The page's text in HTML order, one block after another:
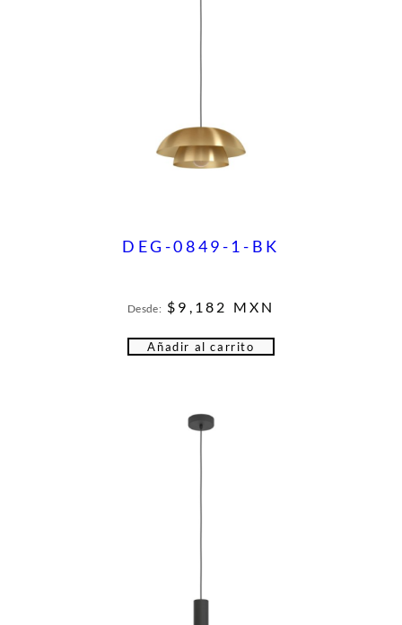
DEG-0849-1-BK
Desde: $ 9,182 MXN
Añadir al carrito